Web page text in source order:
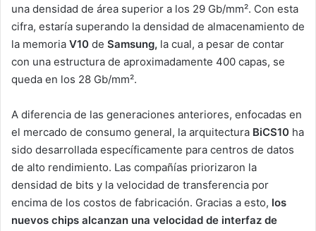
una densidad de área superior a los 29 Gb/mm². Con esta
cifra, estaría superando la densidad de almacenamiento de
la memoria V10 de Samsung, la cual, a pesar de contar
con una estructura de aproximadamente 400 capas, se
queda en los 28 Gb/mm².
A diferencia de las generaciones anteriores, enfocadas en
el mercado de consumo general, la arquitectura BiCS10 ha
sido desarrollada específicamente para centros de datos
de alto rendimiento. Las compañías priorizaron la
densidad de bits y la velocidad de transferencia por
encima de los costos de fabricación. Gracias a esto, los
nuevos chips alcanzan una velocidad de interfaz de